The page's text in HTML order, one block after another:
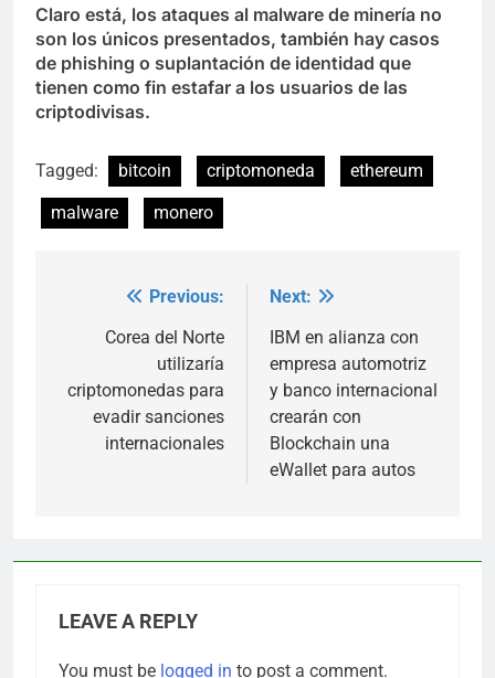
Claro está, los ataques al malware de minería no
son los únicos presentados, también hay casos
de phishing o suplantación de identidad que
tienen como fin estafar a los usuarios de las
criptodivisas.
Tagged: bitcoin criptomoneda
ethereum
malware
monero
navigation
Previous:
Corea del Norte
utilizaría
criptomonedas para
evadir sanciones
internacionales
Next:
IBM en alianza con
empresa automotriz
y banco internacional
crearán con
Blockchain una
eWallet para autos
LEAVE A REPLY
You must be logged in to post a comment.